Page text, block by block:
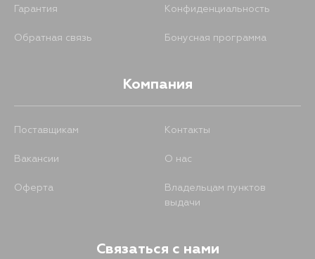
Гарантия Конфиденциальность
Обратная связь Бонусная программа
Компания
Поставщикам Контакты
Вакансии О нас
Оферта
Владельцам пунктов
выдачи
Связаться с нами